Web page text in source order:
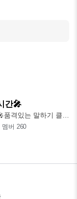
간🎤
멤버 260